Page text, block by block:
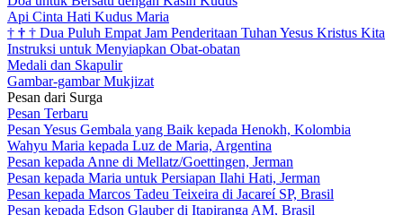
Api Cinta Hati Kudus Maria
† † † Dua Puluh Empat Jam Penderitaan Tuhan Yesus Kristus Kita
Instruksi untuk Menyiapkan Obat-obatan
Medali dan Skapulir
Gambar-gambar Mukjizat
Pesan dari Surga
Pesan Terbaru
Pesan Yesus Gembala yang Baik kepada Henokh, Kolombia
Wahyu Maria kepada Luz de Maria, Argentina
Pesan kepada Anne di Mellatz/Goettingen, Jerman
Pesan kepada Maria untuk Persiapan Ilahi Hati, Jerman
Pesan kepada Marcos Tadeu Teixeira di Jacareí SP, Brasil
Pesan kepada Edson Glauber di Itapiranga AM, Brasil